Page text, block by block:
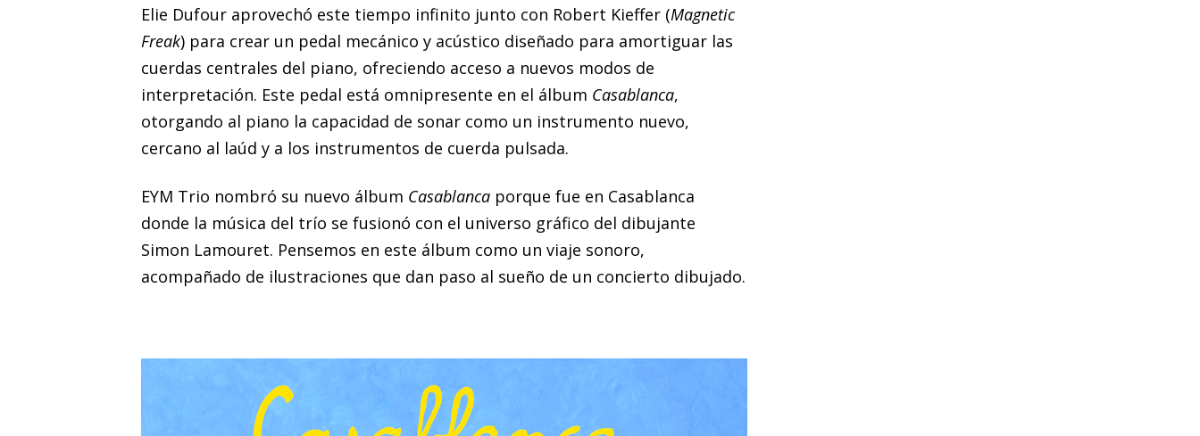
Elie Dufour aprovechó este tiempo infinito junto con Robert Kieffer (Magnetic
Freak) para crear un pedal mecánico y acústico diseñado para amortiguar las
cuerdas centrales del piano, ofreciendo acceso a nuevos modos de
interpretación. Este pedal está omnipresente en el álbum Casablanca,
otorgando al piano la capacidad de sonar como un instrumento nuevo,
cercano al laúd y a los instrumentos de cuerda pulsada.
EYM Trio nombró su nuevo álbum Casablancaporque fue en Casablanca
donde la música del trío se fusionó con el universo gráfico del dibujante
Simon Lamouret. Pensemos en este álbum como un viaje sonoro,
acompañado de ilustraciones que dan paso al sueño de un concierto dibujado.